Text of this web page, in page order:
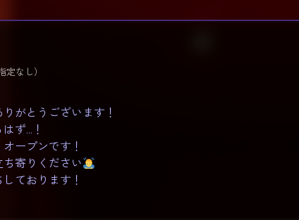
定なし）
がとうございます！
ず…！
ープンです！
ち寄りください
ております！